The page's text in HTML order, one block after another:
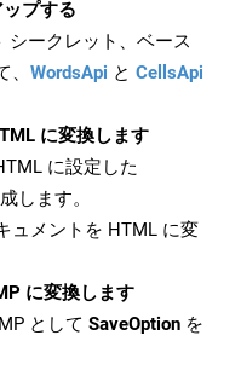
プする
シークレット、ベース
WordsApi と CellsApi
に変換します
に設定した
します。
ュメントを HTML に変
に変換します
として SaveOption を